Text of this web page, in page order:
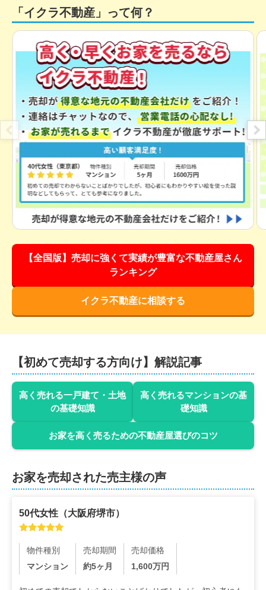
「イクラ不動産」って何？
【全国版】売却に強くて実績が豊富な不動産屋さん
ランキング
イクラ不動産に相談する
【初めて売却する方向け】解説記事
高く売れる一戸建て・土地
の基礎知識
高く売れるマンションの基
礎知識
お家を高く売るための不動産屋選びのコツ
お家を売却された売主様の声
50代女性 （大阪府堺市）
物件種別
マンション
売却期間
約5ヶ月
売却価格
1,600万円